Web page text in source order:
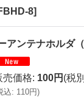
8]
アンテナホルダ
売価格: 100円 (税
込: 110円)